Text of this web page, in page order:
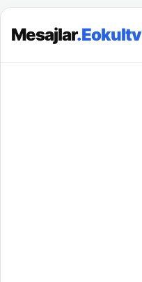
Mesajlar.Eokultv